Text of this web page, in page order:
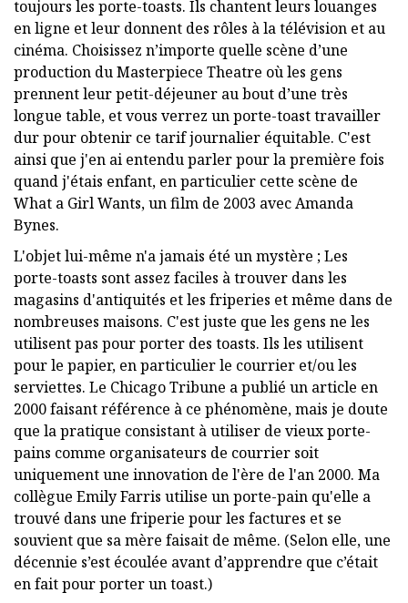
toujours les porte-toasts. Ils chantent leurs louanges
en ligne et leur donnent des rôles à la télévision et au
cinéma. Choisissez n’importe quelle scène d’une
production du Masterpiece Theatre où les gens
prennent leur petit-déjeuner au bout d’une très
longue table, et vous verrez un porte-toast travailler
dur pour obtenir ce tarif journalier équitable. C'est
ainsi que j'en ai entendu parler pour la première fois
quand j'étais enfant, en particulier cette scène de
What a Girl Wants, un film de 2003 avec Amanda
Bynes.
L'objet lui-même n'a jamais été un mystère ; Les
porte-toasts sont assez faciles à trouver dans les
magasins d'antiquités et les friperies et même dans de
nombreuses maisons. C'est juste que les gens ne les
utilisent pas pour porter des toasts. Ils les utilisent
pour le papier, en particulier le courrier et/ou les
serviettes. Le Chicago Tribune a publié un article en
2000 faisant référence à ce phénomène, mais je doute
que la pratique consistant à utiliser de vieux porte-
pains comme organisateurs de courrier soit
uniquement une innovation de l'ère de l'an 2000. Ma
collègue Emily Farris utilise un porte-pain qu'elle a
trouvé dans une friperie pour les factures et se
souvient que sa mère faisait de même. (Selon elle, une
décennie s’est écoulée avant d’apprendre que c’était
en fait pour porter un toast.)